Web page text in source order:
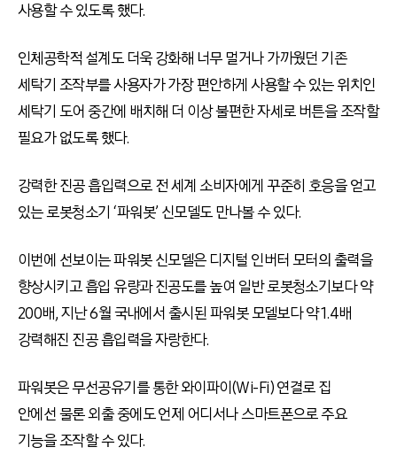
사용할 수 있도록 했다.
인체공학적 설계도 더욱 강화해 너무 멀거나 가까웠던 기존
세탁기 조작부를 사용자가 가장 편안하게 사용할 수 있는 위치인
세탁기 도어 중간에 배치해 더 이상 불편한 자세로 버튼을 조작할
필요가 없도록 했다.
강력한 진공 흡입력으로 전 세계 소비자에게 꾸준히 호응을 얻고
있는 로봇청소기 ‘파워봇’ 신모델도 만나볼 수 있다.
이번에 선보이는 파워봇 신모델은 디지털 인버터 모터의 출력을
향상시키고 흡입 유량과 진공도를 높여 일반 로봇청소기보다 약
200배, 지난 6월 국내에서 출시된 파워봇 모델보다 약 1.4배
강력해진 진공 흡입력을 자랑한다.
파워봇은 무선공유기를 통한 와이파이(Wi-Fi) 연결로 집
안에선 물론 외출 중에도 언제 어디서나 스마트폰으로 주요
기능을 조작할 수 있다.